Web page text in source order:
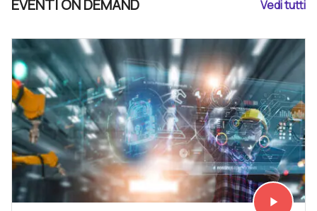
EVENTI ON DEMAND Vedi tutti
Vedi subito
play_arrow